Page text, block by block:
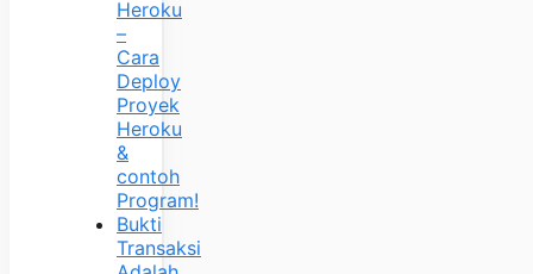
Heroku
–
Cara
Deploy
Proyek
Heroku
&
contoh
Program!
Bukti
Transaksi